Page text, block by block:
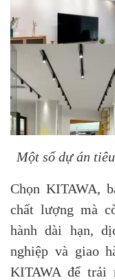
Một số dự án
Chọn KITAWA,
chất lượng mà
hành dài hạn,
nghiệp và giao
KITAWA để trải